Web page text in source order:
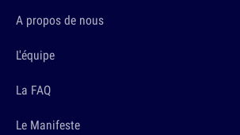
A propos de nous
L'équipe
La FAQ
Le Manifeste